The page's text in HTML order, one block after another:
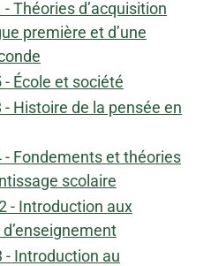
- Théories d’acquisition
première et d’une
- École et société
- Histoire de la pensée en
- Fondements et théories
scolaire
- Introduction aux
- Introduction au